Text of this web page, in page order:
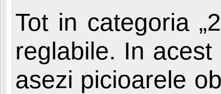
Tot in categoria
reglabile. In
asezi picioarele